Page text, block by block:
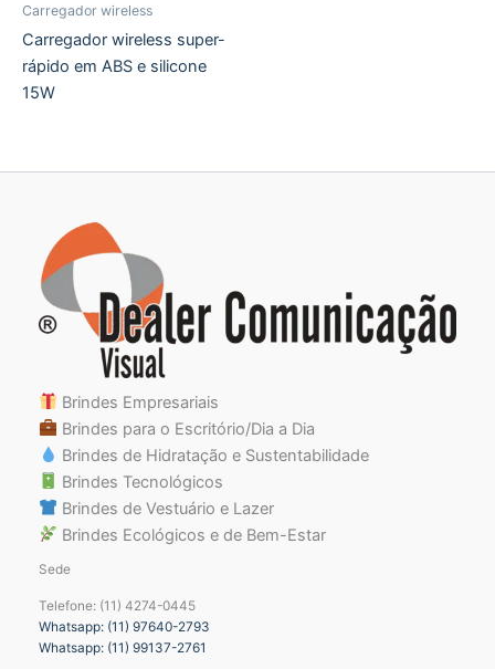
Carregador wireless
Carregador wireless super-
rápido em ABS e silicone
15W
Brindes Empresariais
Brindes para o Escritório/Dia a Dia
Brindes de Hidratação e Sustentabilidade
Brindes Tecnológicos
Brindes de Vestuário e Lazer
Brindes Ecológicos e de Bem-Estar
Sede
Telefone: (11) 4274-0445
Whatsapp: (11) 97640-2793
Whatsapp: (11) 99137-2761